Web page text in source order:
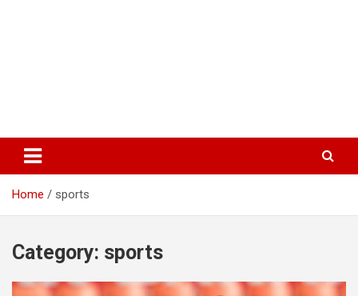
Home sports
Category: sports